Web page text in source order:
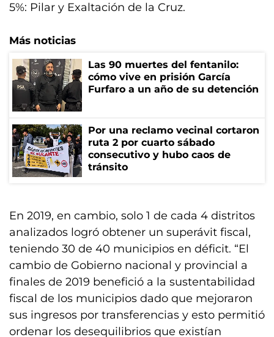
5%: Pilar y Exaltación de la Cruz.
Más noticias
Las 90 muertes del fentanilo:
cómo vive en prisión García
Furfaro a un año de su detención
Por una reclamo vecinal cortaron
ruta 2 por cuarto sábado
consecutivo y hubo caos de
tránsito
En 2019, en cambio, solo 1 de cada 4 distritos
analizados logró obtener un superávit fiscal,
teniendo 30 de 40 municipios en déficit. “El
cambio de Gobierno nacional y provincial a
finales de 2019 benefició a la sustentabilidad
fiscal de los municipios dado que mejoraron
sus ingresos por transferencias y esto permitió
ordenar los desequilibrios que existían